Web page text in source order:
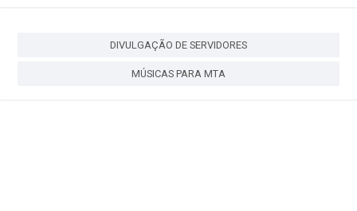
DIVULGAÇÃO DE SERVIDORES
MÚSICAS PARA MTA